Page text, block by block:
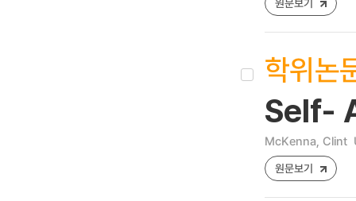
학위논
Self-
McKenna, Clint
원문보기